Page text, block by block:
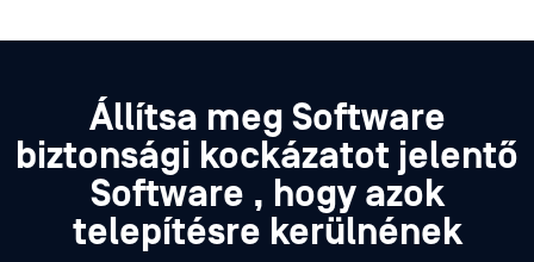
Állítsa meg Software
biztonsági kockázatot jelentő
Software , hogy azok
telepítésre kerülnének